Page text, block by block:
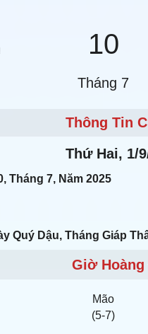
10
Tháng 7
Thông Tin
Thứ Hai, 1/
Tháng 7, Năm 2025
Quý Dậu, Tháng Giáp
Giờ
Mão
(5-7)